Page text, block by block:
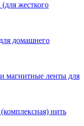
жесткого
домашнего
магнитные ленты для
нить